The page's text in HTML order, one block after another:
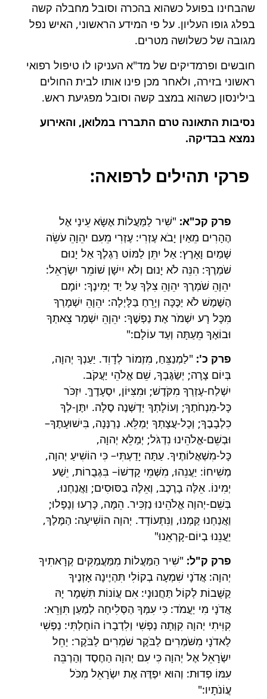
שהבחינו בפועל כשהוא בהכרה וסובל מחבלה קשה
בפלג גופו העליון. על פי המידע הראשוני, האיש נפל
מגובה של כשלושה מטרים.
חובשים ופרמדיקים של מד"א העניקו לו טיפול רפואי
ראשוני בזירה, ולאחר מכן פינו אותו לבית החולים
בילינסון כשהוא במצב קשה וסובל מפגיעת ראש.
נסיבות התאונה טרם התבררו במלואן, והאירוע
נמצא בבדיקה.
פרקי תהילים לרפואה:
פרק קכ"א: "שִׁיר לַמַּעֲלוֹת אֶשָּׂא עֵינַי אֶל
הֶהָרִים מֵאַיִן יָבֹא עֶזְרִי: עֶזְרִי מֵעִם יהֵוָהֵ עֹשֵׂה
שָׁמַיִם וָאָרֶץ: אַל יִתֵּן לַמּוֹט רַגְלֶךָ אַל יָנוּם
שֹׁמְרֶךָ: הִנֵּה לֹא יָנוּם וְלֹא יִישָׁן שׁוֹמֵר יִשְׂרָאֵל:
יהֵוָהֵ שֹׁמְרֶךָ יהֵוָהֵ צִלְּךָ עַל יַד יְמִינֶךָ: יוֹמָם
הַשֶּׁמֶשׁ לֹא יַכֶּכָּה וְיָרֵחַ בַּלָּיְלָה: יהֵוָהֵ יִשְׁמָרְךָ
מִכָּל רָע יִשְׁמֹר אֶת נַפְשֶׁךָ: יהֵוָהֵ יִשְׁמָר צֵאתְךָ
וּבוֹאֶךָ מֵעַתָּה וְעַד עוֹלָם:"
פרק כ': "לַמְנַצֵּחַ, מִזְמוֹר לְדָוִד. יַעַנְךָ יְהוָה,
בְּיוֹם צָרָה; יְשַׂגֶּבְךָ, שֵׁם אֱלֹהֵי יַעֲקֹב.
יִשְׁלַח-עֶזְרְךָ מִקֹּדֶשׁ; וּמִצִּיּוֹן, יִסְעָדֶךָּ. יִזְכֹּר
כָּל-מִנְחֹתֶךָ; וְעוֹלָתְךָ יְדַשְּׁנֶה סֶלָה. יִתֶּן-לְךָ
כִלְבָבֶךָ; וְכָל-עֲצָתְךָ יְמַלֵּא. נְרַנְּנָה, בִּישׁוּעָתֶךָ–
וּבְשֵׁם-אֱלֹהֵינוּ נִדְגֹּל; יְמַלֵּא יְהוָה,
כָּל-מִשְׁאֲלוֹתֶיךָ. עַתָּה יָדַעְתִּי– כִּי הוֹשִׁיעַ יְהוָה,
מְשִׁיחוֹ: יַעֲנֵהוּ, מִשְּׁמֵי קָדְשׁוֹ– בִּגְבֻרוֹת, יֵשַׁע
יְמִינוֹ. אֵלֶּה בָרֶכֶב, וְאֵלֶּה בַסּוּסִים; וַאֲנַחְנוּ,
בְּשֵׁם-יְהוָה אֱלֹהֵינוּ נַזְכִּיר. הֵמָּה, כָּרְעוּ וְנָפָלוּ;
וַאֲנַחְנוּ קַּמְנוּ, וַנִּתְעוֹדָד. יְהוָה הוֹשִׁיעָה: הַמֶּלֶךְ,
יַעֲנֵנוּ בְיוֹם-קָרְאֵנוּ"
פרק ק"ל: "שִׁיר הַמַּעֲלוֹת מִמַּעֲמַקִּים קְרָאתִיךָ
יְהוָה: אֲדֹנָי שִׁמְעָה בְקוֹלִי תִּהְיֶינָה אָזְנֶיךָ
קַשֻּׁבוֹת לְקוֹל תַּחֲנוּנָי: אִם עֲוֹנוֹת תִּשְׁמָר יָהּ
אֲדֹנָי מִי יַעֲמֹד: כִּי עִמְּךָ הַסְּלִיחָה לְמַעַן תִּוָּרֵא:
קִוִּיתִי יְהוָה קִוְּתָה נַפְשִׁי וְלִדְבָרוֹ הוֹחָלְתִּי: נַפְשִׁי
לַאדֹנָי מִשֹּׁמְרִים לַבֹּקֶר שֹׁמְרִים לַבֹּקֶר: יַחֵל
יִשְׂרָאֵל אֶל יְהוָה כִּי עִם יְהוָה הַחֶסֶד וְהַרְבֵּה
עִמּוֹ פְדוּת: וְהוּא יִפְדֶּה אֶת יִשְׂרָאֵל מִכֹּל
עֲוֹנֹתָיו:"